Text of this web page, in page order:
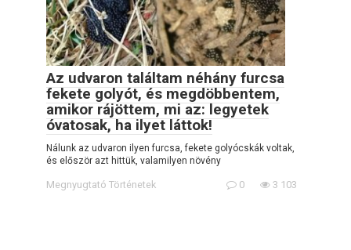
Az udvaron találtam néhány furcsa
fekete golyót, és megdöbbentem,
amikor rájöttem, mi az: legyetek
óvatosak, ha ilyet láttok!
Nálunk az udvaron ilyen furcsa, fekete golyócskák voltak,
és először azt hittük, valamilyen növény
Megnyugtató Történetek 0 3 103